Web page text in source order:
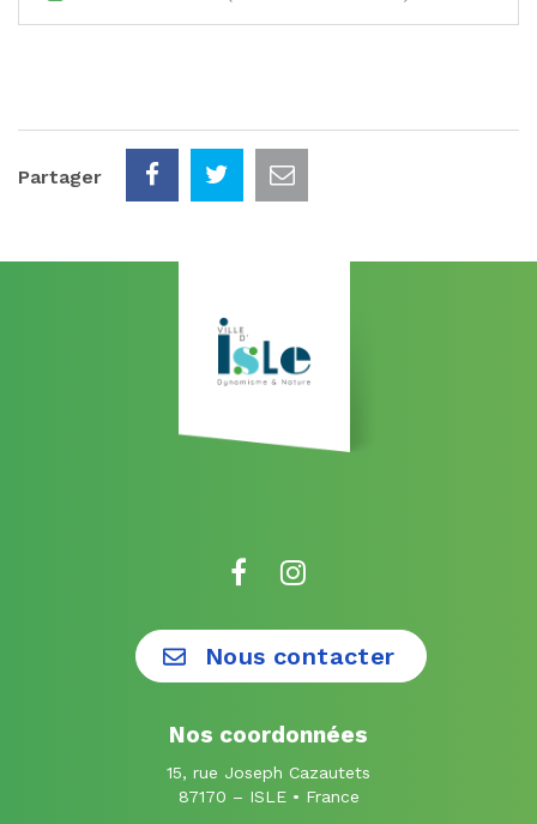
Partager
Lien
le
Facebook
le
Instagram
Nous contacter
Nos coordonnées
15, rue Joseph Cazautets
87170 – ISLE • France